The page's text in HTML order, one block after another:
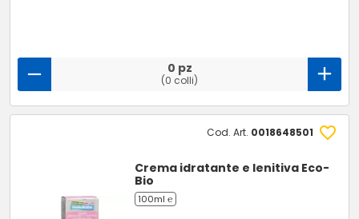
0 pz
(0 colli)
Cod. Art. 0018648501
Crema idratante e lenitiva Eco-
Bio
100ml ℮